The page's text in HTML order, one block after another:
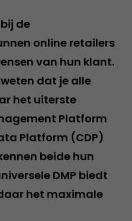
de
online retailers
van hun klant.
dat je alle
het uiterste
Platform
Platform (CDP)
beide hun
DMP biedt
het maximale